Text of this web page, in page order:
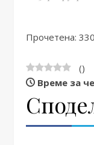
Прочетена:
()
Време за